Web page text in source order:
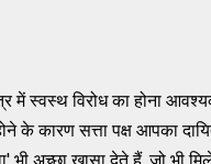
में स्वस्थ विरोध का होना
के कारण सत्ता पक्ष आपका